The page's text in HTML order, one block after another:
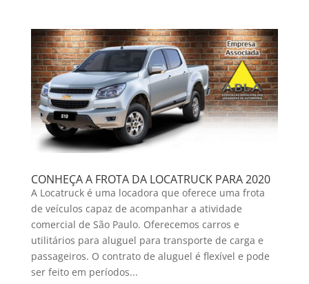
CONHEÇA A FROTA DA LOCATRUCK PARA 2020
A Locatruck é uma locadora que oferece uma frota
de veículos capaz de acompanhar a atividade
comercial de São Paulo. Oferecemos carros e
utilitários para aluguel para transporte de carga e
passageiros. O contrato de aluguel é flexível e pode
ser feito em períodos...